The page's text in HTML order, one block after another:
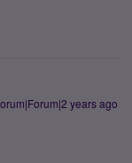
years ago